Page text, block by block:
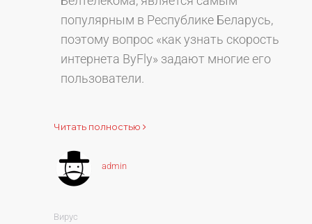
популярным в Республике Беларусь,
поэтому вопрос «как узнать скорость
интернета ByFly» задают многие его
пользователи.
Читать полностью
admin
Вирус